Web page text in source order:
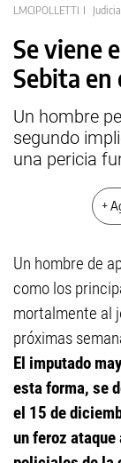
LMCIPOLLETTI
Se viene
Sebita en
Un hombre
segundo
una pericia
+
Un hombre de
como los
mortalmente al
próximas
El imputado
esta forma, se
el 15 de
un feroz